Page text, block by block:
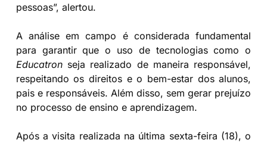
pessoas”, alertou.
A análise em campo é considerada fundamental
para garantir que o uso de tecnologias como o
Educatronseja realizado de maneira responsável,
respeitando os direitos e o bem-estar dos alunos,
pais e responsáveis. Além disso, sem gerar prejuízo
no processo de ensino e aprendizagem.
Após a visita realizada na última sexta-feira (18), o